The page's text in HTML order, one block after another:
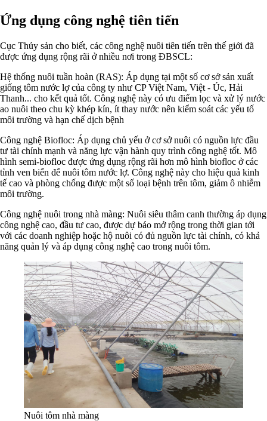
Ứng dụng công nghệ tiên tiến
Cục Thủy sản cho biết, các công nghệ nuôi tiên tiến trên thế giới đã
được ứng dụng rộng rãi ở nhiều nơi trong ĐBSCL:
Hệ thống nuôi tuần hoàn (RAS): Áp dụng tại một số cơ sở sản xuất
giống tôm nước lợ của công ty như CP Việt Nam, Việt - Úc, Hải
Thanh... cho kết quả tốt. Công nghệ này có ưu điểm lọc và xử lý nước
ao nuôi theo chu kỳ khép kín, ít thay nước nên kiểm soát các yếu tố
môi trường và hạn chế dịch bệnh
Công nghệ Biofloc: Áp dụng chủ yếu ở cơ sở nuôi có nguồn lực đầu
tư tài chính mạnh và năng lực vận hành quy trình công nghệ tốt. Mô
hình semi-biofloc được ứng dụng rộng rãi hơn mô hình biofloc ở các
tỉnh ven biển để nuôi tôm nước lợ. Công nghệ này cho hiệu quả kinh
tế cao và phòng chống được một số loại bệnh trên tôm, giảm ô nhiễm
môi trường.
Công nghệ nuôi trong nhà màng: Nuôi siêu thâm canh thường áp dụng
công nghệ cao, đầu tư cao, được dự báo mở rộng trong thời gian tới
với các doanh nghiệp hoặc hộ nuôi có đủ nguồn lực tài chính, có khả
năng quản lý và áp dụng công nghệ cao trong nuôi tôm.
Nuôi tôm nhà màng